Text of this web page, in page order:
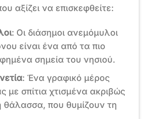
αξίζει να επισκεφθείτε:
: Οι διάσημοι ανεμόμυλοι
είναι ένα από τα πιο
σημεία του νησιού.
: Ένα γραφικό μέρος
με σπίτια χτισμένα ακριβώς
που θυμίζουν τη